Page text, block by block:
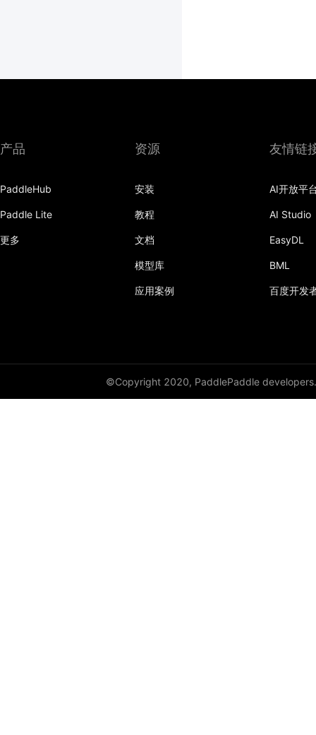
产品
PaddleHub
Paddle Lite
更多
资源
安装
教程
文档
模型库
应用案例
友情链
AI开放平
AI Studio
EasyDL
BML
百度开发
©Copyright 2020, PaddlePaddle developers.